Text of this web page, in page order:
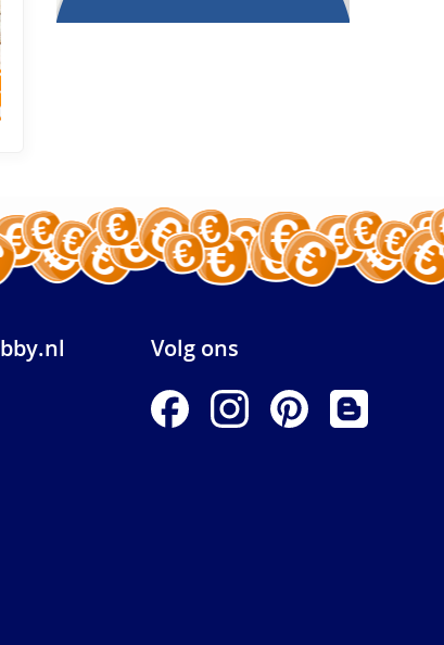
Volg ons